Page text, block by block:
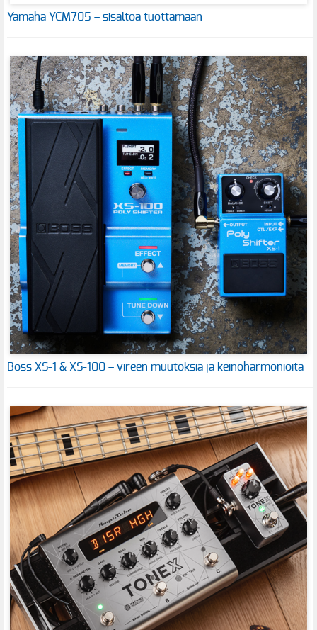
Yamaha YCM705 – sisältöä tuottamaan
Boss XS-1 & XS-100 – vireen muutoksia ja keinoharmonioita